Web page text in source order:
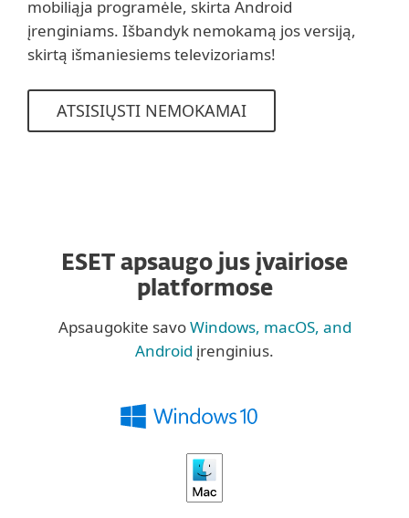
mobiliąja programėle, skirta Android
įrenginiams. Išbandyk nemokamą jos versiją,
skirtą išmaniesiems televizoriams!
ATSISIŲSTI NEMOKAMAI
ESET apsaugo jus įvairiose
platformose
Apsaugokite savoWindows, macOS, and
Android įrenginius.